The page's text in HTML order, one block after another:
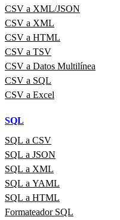
CSV a XML/JSON
CSV a XML
CSV a HTML
CSV a TSV
CSV a Datos Multilínea
CSV a SQL
CSV a Excel
SQL
SQL a CSV
SQL a JSON
SQL a XML
SQL a YAML
SQL a HTML
Formateador SQL